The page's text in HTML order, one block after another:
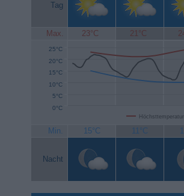
Tag
Max. 23°C 21°C
Höchsttemperatur
0°C
5°C
10°C
15°C
20°C
25°C
Min. 15°C 11°C
Nacht